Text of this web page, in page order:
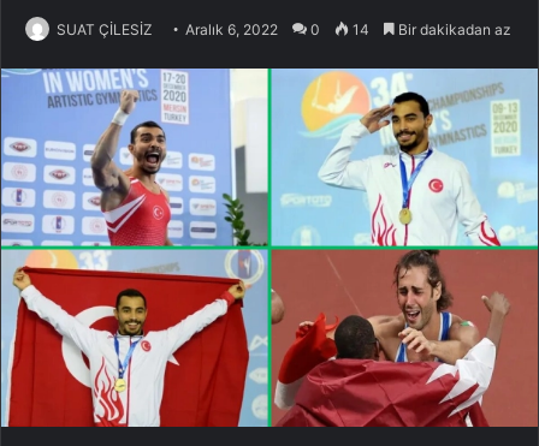
SUAT ÇİLESİZ Aralık 6, 2022 0 14 Bir dakikadan az